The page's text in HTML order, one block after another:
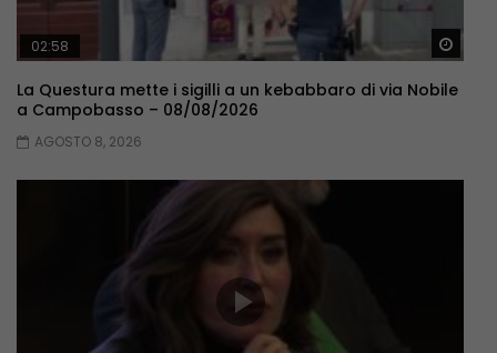
02:58
La Questura mette i sigilli a un kebabbaro di via Nobile
a Campobasso – 08/08/2026
AGOSTO 8, 2026